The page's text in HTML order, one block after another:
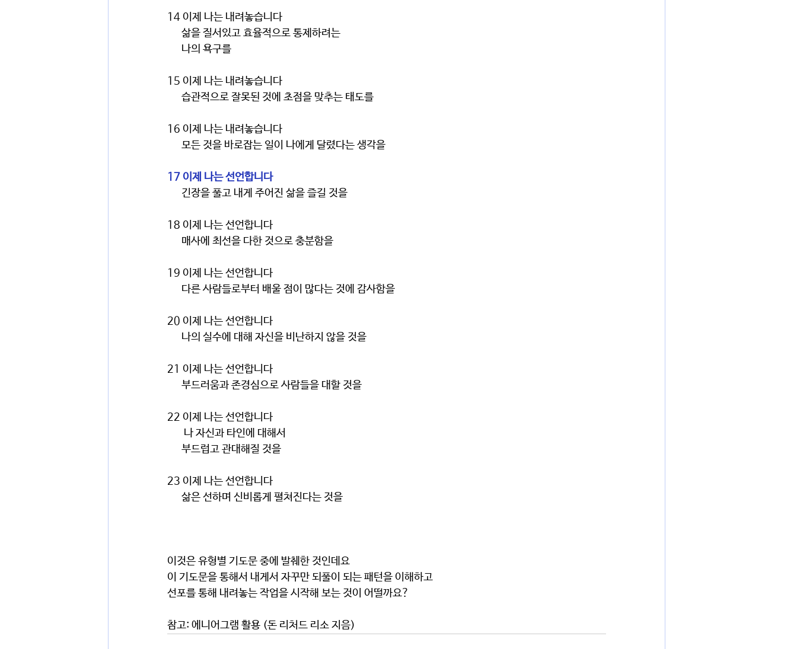
14 이제 나는 내려놓습니다
      삶을 질서있고 효율적으로 통제하려는
      나의 욕구를
15 이제 나는 내려놓습니다
      습관적으로 잘못된 것에 초점을 맞추는 태도를
16 이제 나는 내려놓습니다
      모든 것을 바로잡는 일이 나에게 달렸다는 생각을
17 이제 나는 선언합니다
      긴장을 풀고 내게 주어진 삶을 즐길 것을
18 이제 나는 선언합니다
      매사에 최선을 다한 것으로 충분함을
19 이제 나는 선언합니다
      다른 사람들로부터 배울 점이 많다는 것에 감사함을
20 이제 나는 선언합니다
      나의 실수에 대해 자신을 비난하지 않을 것을
21 이제 나는 선언합니다
      부드러움과 존경심으로 사람들을 대할 것을
22 이제 나는 선언합니다
       나 자신과 타인에 대해서
      부드럽고 관대해질 것을
23 이제 나는 선언합니다
      삶은 선하며 신비롭게 펼쳐진다는 것을
이것은 유형별 기도문 중에 발췌한 것인데요
이 기도문을 통해서 내게서 자꾸만 되풀이 되는 패턴을 이해하고
선포를 통해 내려놓는 작업을 시작해 보는 것이 어떨까요?
참고: 에니어그램 활용 (돈 리처드 리소 지음)